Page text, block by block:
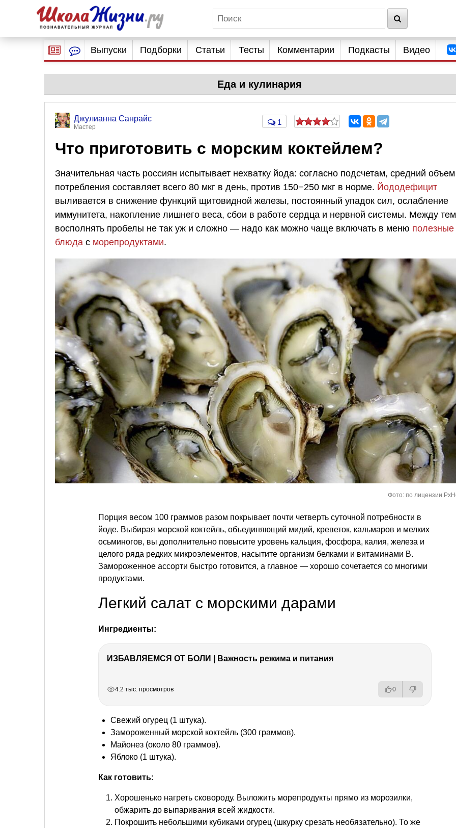
Выпуски Подборки Статьи Тесты Комментарии Подкасты Видео
Еда и кулинария
Джулианна Санрайс
Мастер
1
Что приготовить с морским коктейлем?
Значительная часть россиян испытывает нехватку йода: согласно подсчетам, средний объем
потребления составляет всего 80 мкг в день, против 150−250 мкг в норме. Йододефицит
выливается в снижение функций щитовидной железы, постоянный упадок сил, ослабление
иммунитета, накопление лишнего веса, сбои в работе сердца и нервной системы. Между тем
восполнять пробелы не так уж и сложно — надо как можно чаще включать в меню полезные
блюда с морепродуктами.
Фото: по лицензии
Порция весом 100 граммов разом покрывает почти четверть суточной потребности в
йоде. Выбирая морской коктейль, объединяющий мидий, креветок, кальмаров и мелких
осьминогов, вы дополнительно повысите уровень кальция, фосфора, калия, железа и
целого ряда редких микроэлементов, насытите организм белками и витаминами B.
Замороженное ассорти быстро готовится, а главное — хорошо сочетается со многими
продуктами.
Легкий салат с морскими дарами
Ингредиенты:
ИЗБАВЛЯЕМСЯ ОТ БОЛИ | Важность режима и питания
4.2 тыс. просмотров 0
Свежий огурец (1 штука).
Замороженный морской коктейль (300 граммов).
Майонез (около 80 граммов).
Яблоко (1 штука).
Как готовить:
Хорошенько нагреть сковороду. Выложить морепродукты прямо из морозилки,
обжарить до выпаривания всей жидкости.
Покрошить небольшими кубиками огурец (шкурку срезать необязательно). То же